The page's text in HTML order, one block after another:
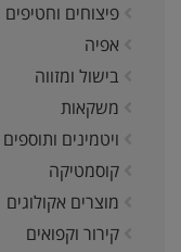
פיצוחים וחטיפים
אפיה
בישול ומזווה
משקאות
ויטמינים ותוספים
קוסמטיקה
מוצרים אקולוגים
קירור וקפואים